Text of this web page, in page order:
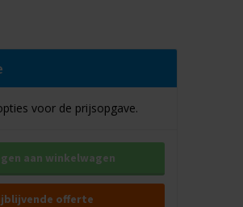
voor de prijsopgave.
aan winkelwagen
offerte